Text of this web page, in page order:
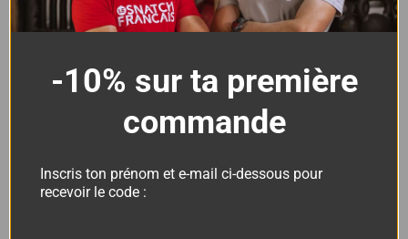
Training – Snatch DC
Le Snatch
Autres
-10% sur ta première
commande
Inscris ton prénom et e-mail ci-dessous pour
recevoir le code :